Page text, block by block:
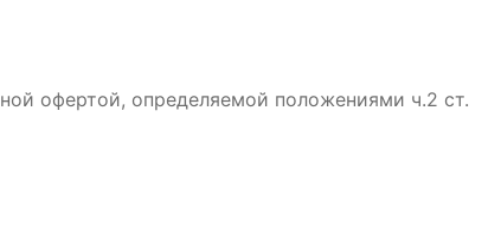
офертой, определяемой положениями ч.2 ст.